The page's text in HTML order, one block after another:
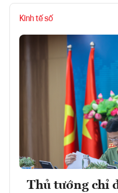
Kinh tế số
Thủ tướng chỉ